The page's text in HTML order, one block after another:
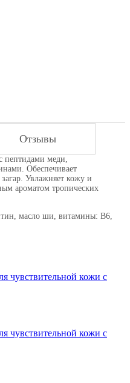
Отзывы
пептидами меди,
Обеспечивает
Увлажняет кожу и
ароматом тропических
масло ши, витамины: B6,
чувствительной кожи с
чувствительной кожи с